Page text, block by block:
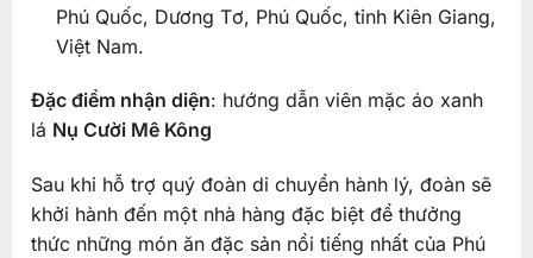
Phú Quốc, Dương Tơ, Phú Quốc, tỉnh Kiên Giang,
Việt Nam.
Đặc điểm nhận diện: hướng dẫn viên mặc áo xanh
lá Nụ Cười Mê Kông
Sau khi hỗ trợ quý đoàn di chuyển hành lý, đoàn sẽ
khởi hành đến một nhà hàng đặc biệt để thưởng
thức những món ăn đặc sản nổi tiếng nhất của Phú